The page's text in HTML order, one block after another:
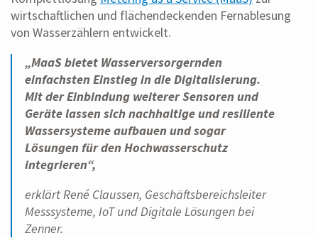
wirtschaftlichen und flächendeckenden Fernablesung
von Wasserzählern entwickelt.
„MaaS bietet Wasserversorgernden
einfachsten Einstieg in die Digitalisierung.
Mit der Einbindung weiterer Sensoren und
Geräte lassen sich nachhaltige und resiliente
Wassersysteme aufbauen und sogar
Lösungen für den Hochwasserschutz
integrieren“,
erklärt René Claussen, Geschäftsbereichsleiter
Messsysteme, IoT und Digitale Lösungen bei
Zenner.